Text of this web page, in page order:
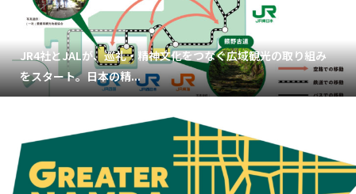
JR4社とJALが、巡礼・精神文化をつなぐ広域観光の取り組み
をスタート。日本の精...